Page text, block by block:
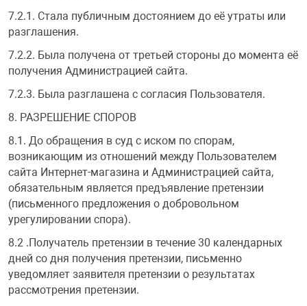
7.2.1. Стала публичным достоянием до её утраты или
разглашения.
7.2.2. Была получена от третьей стороны до момента её
получения Администрацией сайта.
7.2.3. Была разглашена с согласия Пользователя.
8. РАЗРЕШЕНИЕ СПОРОВ
8.1. До обращения в суд с иском по спорам,
возникающим из отношений между Пользователем
сайта Интернет-магазина и Администрацией сайта,
обязательным является предъявление претензии
(письменного предложения о добровольном
урегулировании спора).
8.2 .Получатель претензии в течение 30 календарных
дней со дня получения претензии, письменно
уведомляет заявителя претензии о результатах
рассмотрения претензии.